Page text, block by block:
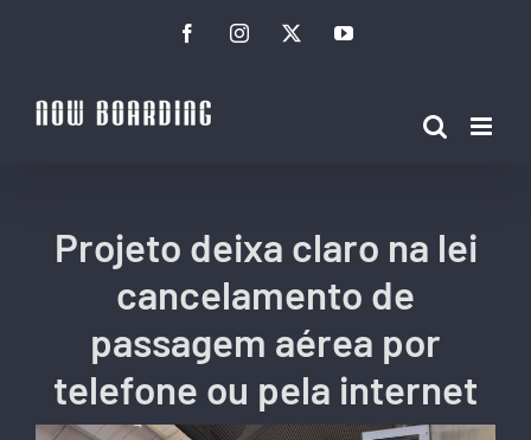
conteúdo
FacebookInstagramTwitterYouTube
Projeto deixa claro na lei
cancelamento de
passagem aérea por
telefone ou pela internet